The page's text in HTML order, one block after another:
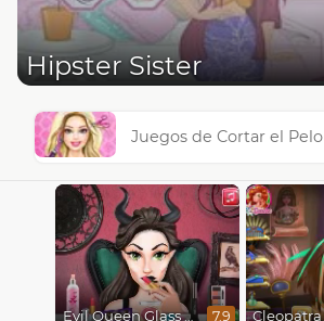
Hipster Sister
Juegos de Cortar el Pelo
Evil Queen Glass Skin Routine #Influencer 7.9